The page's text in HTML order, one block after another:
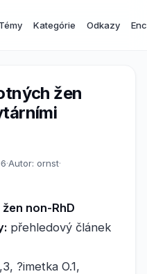
Témy Kategórie Odkazy
žen
·Autor: ornst·
non-RhD
přehledový článek
?imetka O.1,